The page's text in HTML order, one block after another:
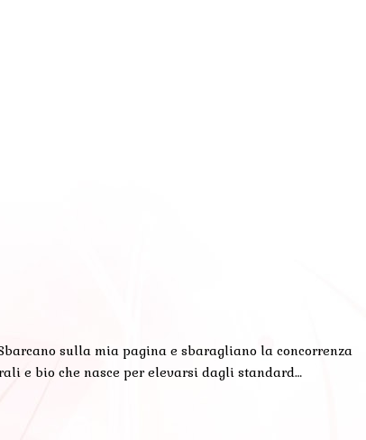
sulla mia pagina e sbaragliano la concorrenza
e bio che nasce per elevarsi dagli standard…